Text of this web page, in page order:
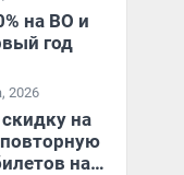
на ВО и
год
2026
на
на